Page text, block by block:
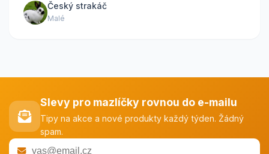
Český strakáč
Malé
Slevy pro mazlíčky rovnou do e-mailu
Tipy na akce a nové produkty každý týden. Žádný
spam.